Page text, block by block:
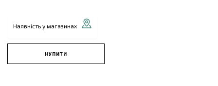
Наявність у магазинах
КУПИТИ